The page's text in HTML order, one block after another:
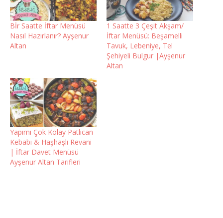
Bİr Saatte İftar Menüsü
Nasıl Hazırlanır? Ayşenur
Altan
1 Saatte 3 Çeşit Akşam/
İftar Menüsü: Beşamelli
Tavuk, Lebeniye, Tel
Şehiyeli Bulgur |Ayşenur
Altan
Yapımı Çok Kolay Patlıcan
Kebabı & Haşhaşlı Revani
| İftar Davet Menüsü
Ayşenur Altan Tarifleri